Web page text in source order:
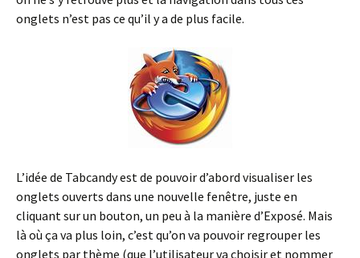
onglets n’est pas ce qu’il y a de plus facile.
L’idée de Tabcandy est de pouvoir d’abord visualiser les
onglets ouverts dans une nouvelle fenêtre, juste en
cliquant sur un bouton, un peu à la manière d’Exposé. Mais
là où ça va plus loin, c’est qu’on va pouvoir regrouper les
onglets par thème (que l’utilisateur va choisir et nommer